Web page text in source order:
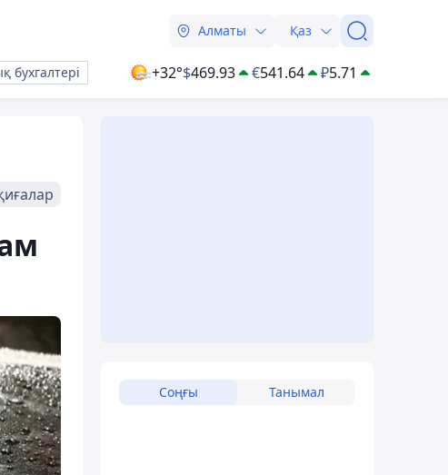
Алматы Қаз
бухгалтері +32°$469.93 €541.64 ₽5.71
Соңғы Танымал